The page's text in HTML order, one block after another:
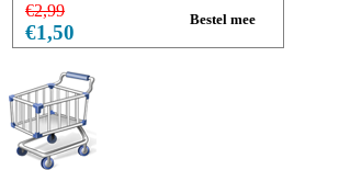
€2,99
€1,50